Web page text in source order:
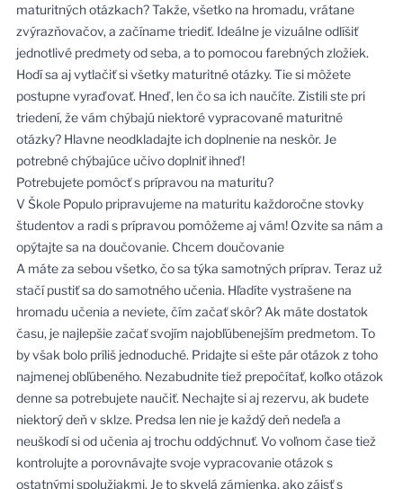
maturitných otázkach? Takže, všetko na hromadu, vrátane
zvýrazňovačov, a začíname triediť. Ideálne je vizuálne odlíšiť
jednotlivé predmety od seba, a to pomocou farebných zložiek.
Hodí sa aj vytlačiť si všetky maturitné otázky. Tie si môžete
postupne vyraďovať. Hneď, len čo sa ich naučíte. Zistili ste pri
triedení, že vám chýbajú niektoré vypracované maturitné
otázky? Hlavne neodkladajte ich doplnenie na neskôr. Je
potrebné chýbajúce učivo doplniť ihneď!
Potrebujete pomôcť s prípravou na maturitu?
V Škole Populo pripravujeme na maturitu každoročne stovky
študentov a radi s prípravou pomôžeme aj vám! Ozvite sa nám a
opýtajte sa na doučovanie. Chcem doučovanie
A máte za sebou všetko, čo sa týka samotných príprav. Teraz už
stačí pustiť sa do samotného učenia. Hľadíte vystrašene na
hromadu učenia a neviete, čím začať skôr? Ak máte dostatok
času, je najlepšie začať svojím najobľúbenejším predmetom. To
by však bolo príliš jednoduché. Pridajte si ešte pár otázok z toho
najmenej obľúbeného. Nezabudnite tiež prepočítať, koľko otázok
denne sa potrebujete naučiť. Nechajte si aj rezervu, ak budete
niektorý deň v sklze. Predsa len nie je každý deň nedeľa a
neuškodí si od učenia aj trochu oddýchnuť. Vo voľnom čase tiež
kontrolujte a porovnávajte svoje vypracovanie otázok s
ostatnými spolužiakmi. Je to skvelá zámienka, ako zájsť s